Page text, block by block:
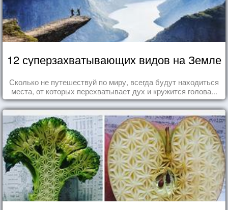
12 суперзахватывающих видов на Земле
Сколько не путешествуй по миру, всегда будут находиться
места, от которых перехватывает дух и кружится голова...